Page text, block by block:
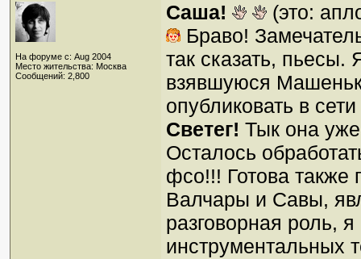
На форуме с: Aug 2004
Место жительства: Москва
Сообщений: 2,800
Саша!
(это:
Браво!
так сказать, пьесы.
взявшуюся
опубликовать в
Светег! Тык она
Осталось
фсо!!! Готова также
Валчары и Савы,
разговорная роль,
инструментальных